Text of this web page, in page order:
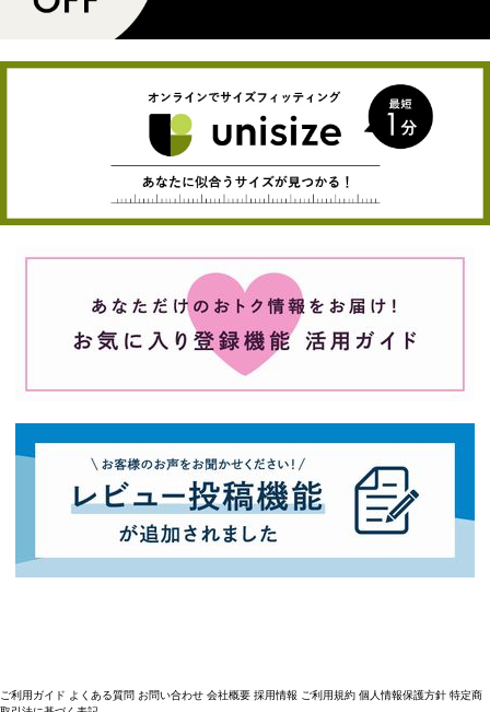
ご利用ガイド よくある質問 お問い合わせ 会社概要 採用情報 ご利用規約 個人情報保護方針 特定商